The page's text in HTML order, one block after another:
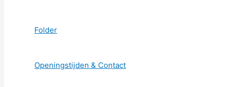
Folder
Openingstijden & Contact